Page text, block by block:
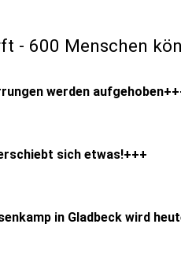
- 600 Menschen
werden
sich etwas!+++
in Gladbeck wird